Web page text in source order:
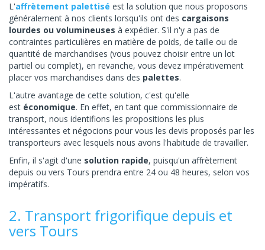
L'affrètement palettisé est la solution que nous proposons
généralement à nos clients lorsqu'ils ont des cargaisons
lourdes ou volumineuses à expédier. S'il n'y a pas de
contraintes particulières en matière de poids, de taille ou de
quantité de marchandises (vous pouvez choisir entre un lot
partiel ou complet), en revanche, vous devez impérativement
placer vos marchandises dans des palettes.
L'autre avantage de cette solution, c'est qu'elle
est économique. En effet, en tant que commissionnaire de
transport, nous identifions les propositions les plus
intéressantes et négocions pour vous les devis proposés par les
transporteurs avec lesquels nous avons l'habitude de travailler.
Enfin, il s'agit d'une solution rapide, puisqu'un affrètement
depuis ou vers Tours prendra entre 24 ou 48 heures, selon vos
impératifs.
2. Transport frigorifique depuis et
vers Tours